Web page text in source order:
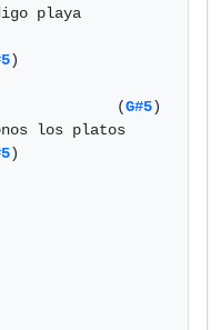
playa
)
(G#5)
los platos
)